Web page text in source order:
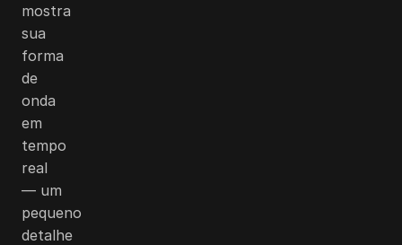
mostra
sua
forma
de
onda
em
tempo
real
— um
pequeno
detalhe